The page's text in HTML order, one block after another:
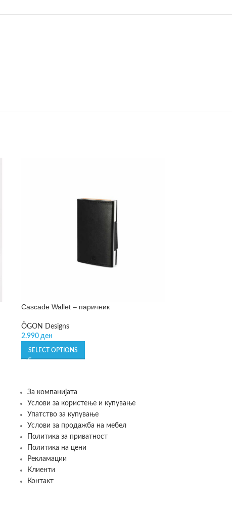
Cascade Wallet – паричник
ÖGON Designs
2.990 ден
SELECT OPTIONS
За компанијата
Услови за користење и купување
Упатство за купување
Услови за продажба на мебел
Политика за приватност
Политика на цени
Рекламации
Клиенти
Контакт